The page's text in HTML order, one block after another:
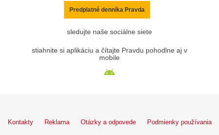
Predplatné denníka Pravda
sledujte naše sociálne siete
stiahnite si aplikáciu a čítajte Pravdu pohodlne aj v
mobile
Kontakty Reklama Otázky a odpovede Podmienky používania